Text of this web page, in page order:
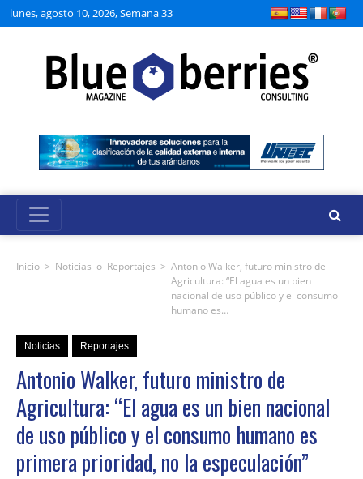
lunes, agosto 10, 2026, Semana 33
Inicio > Noticias o Reportajes > Antonio Walker, futuro ministro de
Agricultura: “El agua es un bien
nacional de uso público y el consumo
humano es…
Noticias Reportajes
Antonio Walker, futuro ministro de
Agricultura: “El agua es un bien nacional
de uso público y el consumo humano es
primera prioridad, no la especulación”